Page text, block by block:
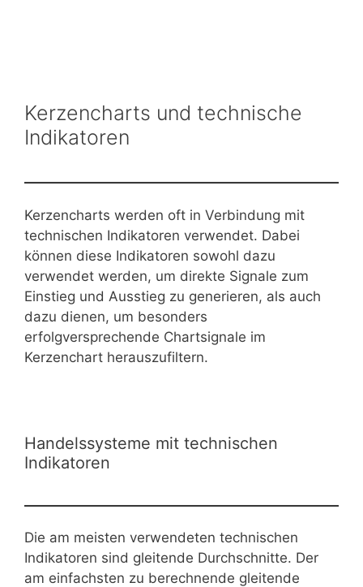
Kerzencharts und technische
Indikatoren
Kerzencharts werden oft in Verbindung mit
technischen Indikatoren verwendet. Dabei
können diese Indikatoren sowohl dazu
verwendet werden, um direkte Signale zum
Einstieg und Ausstieg zu generieren, als auch
dazu dienen, um besonders
erfolgversprechende Chartsignale im
Kerzenchart herauszufiltern.
Handelssysteme mit technischen
Indikatoren
Die am meisten verwendeten technischen
Indikatoren sind gleitende Durchschnitte. Der
am einfachsten zu berechnende gleitende